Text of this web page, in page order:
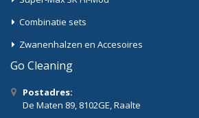
Combinatie sets
Zwanenhalzen en Accesoires
Go Cleaning
Postadres:
De Maten 89, 8102GE, Raalte